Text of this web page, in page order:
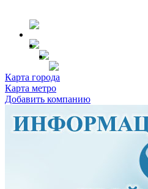
Карта города
Карта метро
Добавить компанию